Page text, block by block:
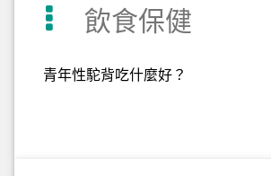
飲食保健
青年性駝背吃什麼好？